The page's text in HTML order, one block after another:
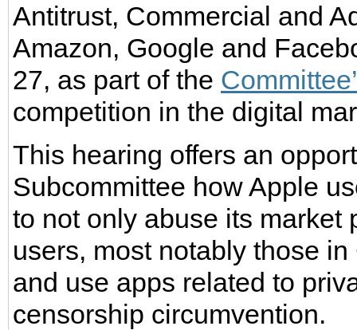
Antitrust, Commercial and
Amazon, Google and
27, as part of the
competition in the digital
This hearing offers an
Subcommittee how Apple
to not only abuse its market
users, most notably those
and use apps related to
censorship circumvention.